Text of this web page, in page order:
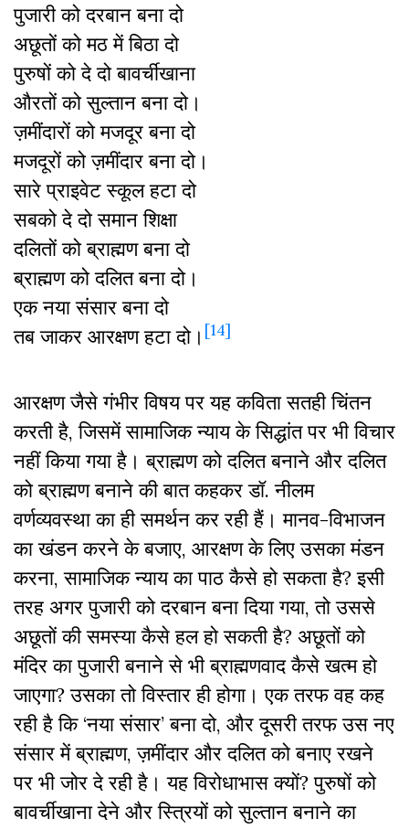
पुजारी को दरबान बना दो
अछूतों को मठ में बिठा दो
पुरुषों को दे दो बावर्चीखाना
औरतों को सुल्तान बना दो।
ज़मींदारों को मजदूर बना दो
मजदूरों को ज़मींदार बना दो।
सारे प्राइवेट स्कूल हटा दो
सबको दे दो समान शिक्षा
दलितों को ब्राह्मण बना दो
ब्राह्मण को दलित बना दो।
एक नया संसार बना दो
तब जाकर आरक्षण हटा दो। [14]
आरक्षण जैसे गंभीर विषय पर यह कविता सतही चिंतन
करती है, जिसमें सामाजिक न्याय के सिद्धांत पर भी विचार
नहीं किया गया है। ब्राह्मण को दलित बनाने और दलित
को ब्राह्मण बनाने की बात कहकर डॉ. नीलम
वर्णव्यवस्था का ही समर्थन कर रही हैं। मानव-विभाजन
का खंडन करने के बजाए, आरक्षण के लिए उसका मंडन
करना, सामाजिक न्याय का पाठ कैसे हो सकता है? इसी
तरह अगर पुजारी को दरबान बना दिया गया, तो उससे
अछूतों की समस्या कैसे हल हो सकती है? अछूतों को
मंदिर का पुजारी बनाने से भी ब्राह्मणवाद कैसे खत्म हो
जाएगा? उसका तो विस्तार ही होगा। एक तरफ वह कह
रही है कि ‘नया संसार’ बना दो, और दूसरी तरफ उस नए
संसार में ब्राह्मण, ज़मींदार और दलित को बनाए रखने
पर भी जोर दे रही है। यह विरोधाभास क्यों? पुरुषों को
बावर्चीखाना देने और स्त्रियों को सुल्तान बनाने का